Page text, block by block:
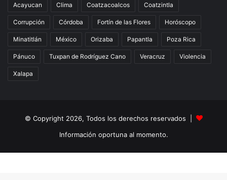
Acayucan Clima Coatzacoalcos Coatzintla
Corrupción Córdoba Fortín de las Flores Horóscopo
Minatitlán México Orizaba Papantla Poza Rica
Pánuco Tuxpan de Rodríguez Cano Veracruz Violencia
Xalapa
© Copyright 2026, Todos los derechos reservados |
Información oportuna al momento.